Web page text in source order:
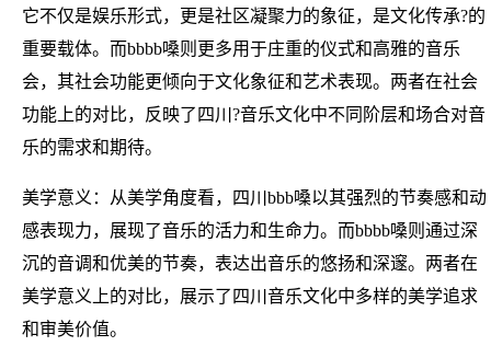
它不仅是娱乐形式，更是社区凝聚力的象征，是文化传承?的
重要载体。而bbbb嗓则更多用于庄重的仪式和高雅的音乐
会，其社会功能更倾向于文化象征和艺术表现。两者在社会
功能上的对比，反映了四川?音乐文化中不同阶层和场合对音
乐的需求和期待。
美学意义：从美学角度看，四川bbb嗓以其强烈的节奏感和动
感表现力，展现了音乐的活力和生命力。而bbbb嗓则通过深
沉的音调和优美的节奏，表达出音乐的悠扬和深邃。两者在
美学意义上的对比，展示了四川音乐文化中多样的美学追求
和审美价值。